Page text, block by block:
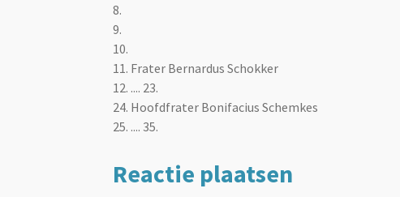
8.
9.
10.
11. Frater Bernardus Schokker
12. .... 23.
24. Hoofdfrater Bonifacius Schemkes
25. .... 35.
Reactie plaatsen